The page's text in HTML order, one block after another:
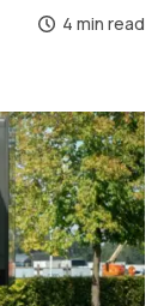
4 min read